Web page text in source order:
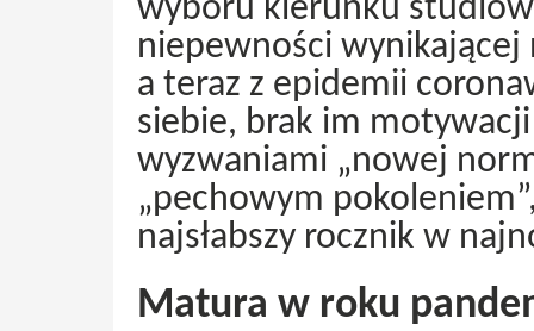
wyboru kierunku
niepewności
a teraz z epidemii
siebie, brak im
wyzwaniami „nowej
„pechowym
najsłabszy rocznik w
Matura w roku